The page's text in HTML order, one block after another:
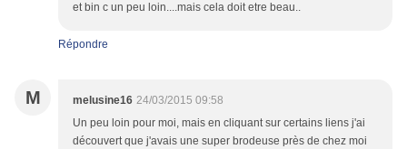
et bin c un peu loin....mais cela doit etre beau..
Répondre
M melusine16 24/03/2015 09:58
Un peu loin pour moi, mais en cliquant sur certains liens j'ai
découvert que j'avais une super brodeuse près de chez moi